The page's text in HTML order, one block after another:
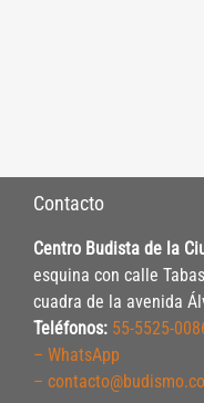
Contacto
Centro Budista de la
esquina con calle
cuadra de la avenida
Teléfonos: 55-5525-
– WhatsApp
–